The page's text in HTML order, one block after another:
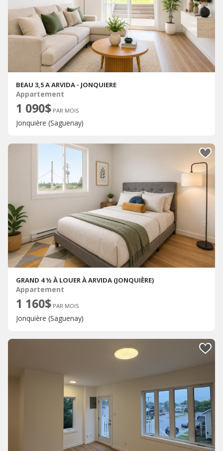
BEAU 3,5 A ARVIDA - JONQUIERE
Appartement
1 090$ PAR MOIS
Jonquière (Saguenay)
GRAND 4 ½ À LOUER À ARVIDA (JONQUIÈRE)
Appartement
1 160$ PAR MOIS
Jonquière (Saguenay)